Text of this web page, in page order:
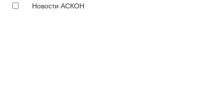
Новости АСКОН